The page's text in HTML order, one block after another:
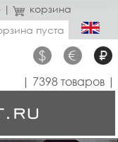
|
корзина
пуста
$ € ₽
| 7398 товаров |